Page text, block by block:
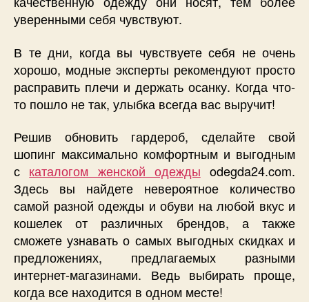
уверенными себя чувствуют.
В те дни, когда вы чувствуете себя не очень
хорошо, модные эксперты рекомендуют просто
расправить плечи и держать осанку. Когда что-
то пошло не так, улыбка всегда вас выручит!
Решив обновить гардероб, сделайте свой
шопинг максимально комфортным и выгодным
с каталогом женской одежды odegda24.com.
Здесь вы найдете невероятное количество
самой разной одежды и обуви на любой вкус и
кошелек от различных брендов, а также
сможете узнавать о самых выгодных скидках и
предложениях, предлагаемых разными
интернет-магазинами. Ведь выбирать проще,
когда все находится в одном месте!